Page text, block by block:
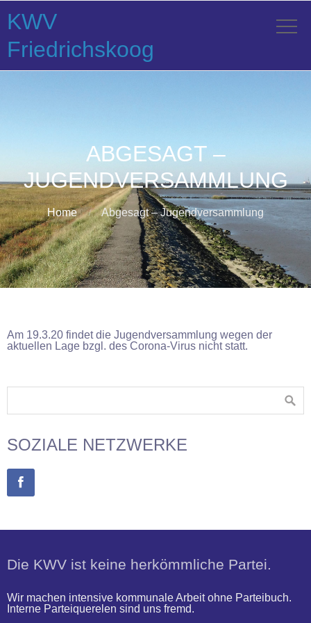
KWV
Friedrichskoog
ABGESAGT –
JUGENDVERSAMMLUNG
Home Abgesagt – Jugendversammlung
Am 19.3.20 findet die Jugendversammlung wegen der
aktuellen Lage bzgl. des Corona-Virus nicht statt.
SOZIALE NETZWERKE
Die KWV ist keine herkömmliche Partei.
Wir machen intensive kommunale Arbeit ohne Parteibuch.
Interne Parteiquerelen sind uns fremd.